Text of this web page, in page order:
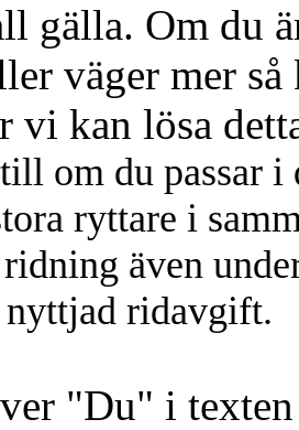
gälla. Om du
väger mer
vi kan lösa
om du passar
ryttare i
även
nyttjad ridavgift.
"Du" i texten